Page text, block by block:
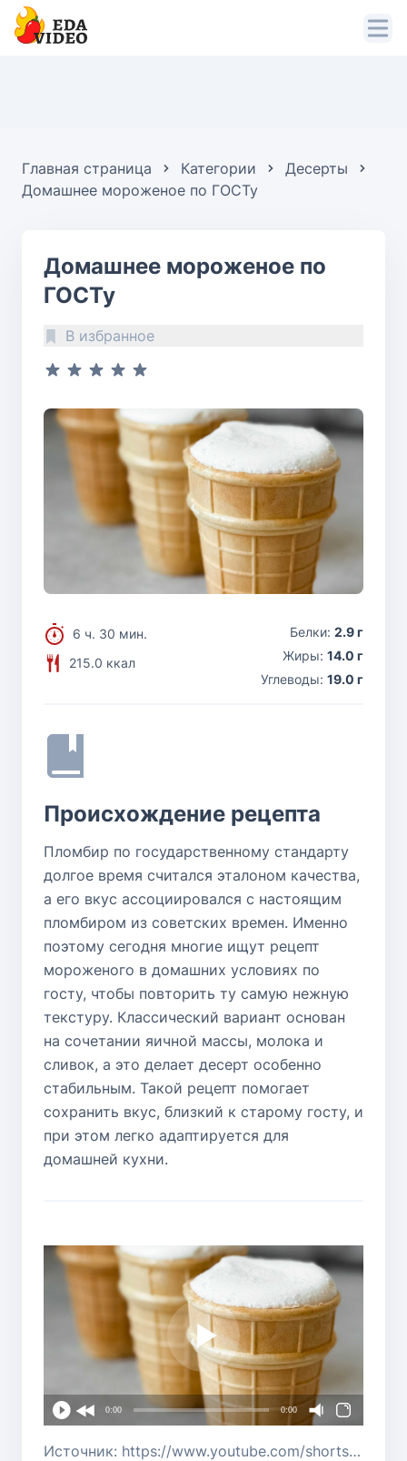
Главная страница Категории
Десерты
Домашнее мороженое по ГОСТу
Домашнее мороженое по
ГОСТу
В избранное
6 ч. 30 мин.
215.0 ккал
Белки: 2.9 г
Жиры: 14.0 г
Углеводы: 19.0 г
Происхождение рецепта
Пломбир по государственному стандарту
долгое время считался эталоном качества,
а его вкус ассоциировался с настоящим
пломбиром из советских времен. Именно
поэтому сегодня многие ищут рецепт
мороженого в домашних условиях по
госту, чтобы повторить ту самую нежную
текстуру. Классический вариант основан
на сочетании яичной массы, молока и
сливок, а это делает десерт особенно
стабильным. Такой рецепт помогает
сохранить вкус, близкий к старому госту, и
при этом легко адаптируется для
домашней кухни.
0:00 0:00
Источник: https://www.youtube.com/shorts/tJjsNVDPwQs